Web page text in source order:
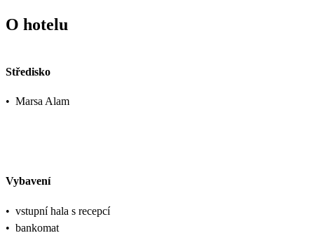
O hotelu
Středisko
• Marsa Alam
Vybavení
• vstupní hala s recepcí
• bankomat